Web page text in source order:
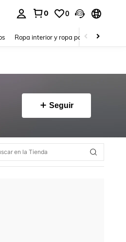
0 0
Ropa interior y ropa para dormir
Seguir